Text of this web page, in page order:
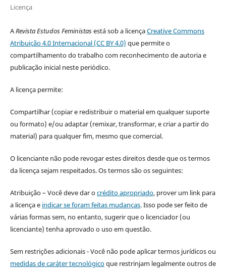
Licença
ARevista Estudos Feministasestá sob a licençaCreative Commons
Atribuição 4.0 Internacional (CC BY 4.0) que permite o
compartilhamento do trabalho com reconhecimento de autoria e
publicação inicial neste periódico.
A licença permite:
Compartilhar (copiar e redistribuir o material em qualquer suporte
ou formato) e/ou adaptar (remixar, transformar, e criar a partir do
material) para qualquer fim, mesmo que comercial.
O licenciante não pode revogar estes direitos desde que os termos
da licença sejam respeitados. Os termos são os seguintes:
Atribuição – Você deve dar ocrédito apropriado, prover um link para
a licença e indicar se foram feitas mudanças. Isso pode ser feito de
várias formas sem, no entanto, sugerir que o licenciador (ou
licenciante) tenha aprovado o uso em questão.
Sem restrições adicionais - Você não pode aplicar termos jurídicos ou
medidas de caráter tecnológicoque restrinjam legalmente outros de